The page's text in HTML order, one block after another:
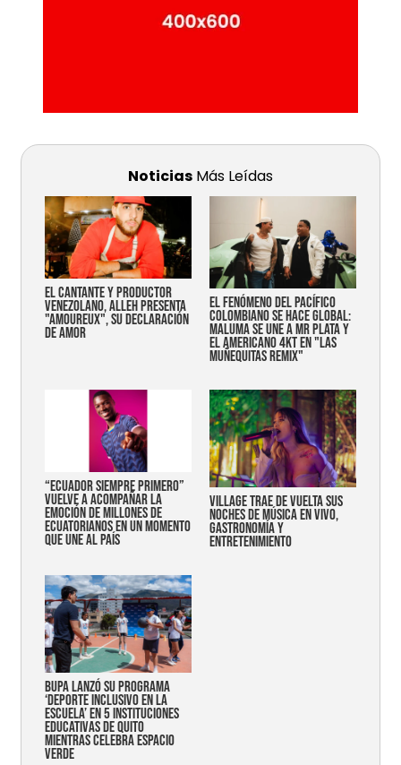
Noticias Más Leídas
EL CANTANTE Y PRODUCTOR
VENEZOLANO, ALLEH PRESENTA
"AMOUREUX", SU DECLARACIÓN
DE AMOR
EL FENÓMENO DEL PACÍFICO
COLOMBIANO SE HACE GLOBAL:
MALUMA SE UNE A MR PLATA Y
EL AMERICANO 4KT EN "LAS
MUÑEQUITAS REMIX"
“Ecuador siempre primero”
vuelve a acompañar la
emoción de millones de
ecuatorianos en un momento
que une al país
Village trae de vuelta sus
noches de música en vivo,
gastronomía y
entretenimiento
Bupa lanzó su programa
‘Deporte Inclusivo en la
Escuela’ en 5 instituciones
educativas de Quito
mientras celebra espacio
verde